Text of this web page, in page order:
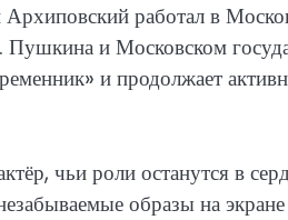
работал в
и Московском
и продолжает
чьи роли останутся в
образы на